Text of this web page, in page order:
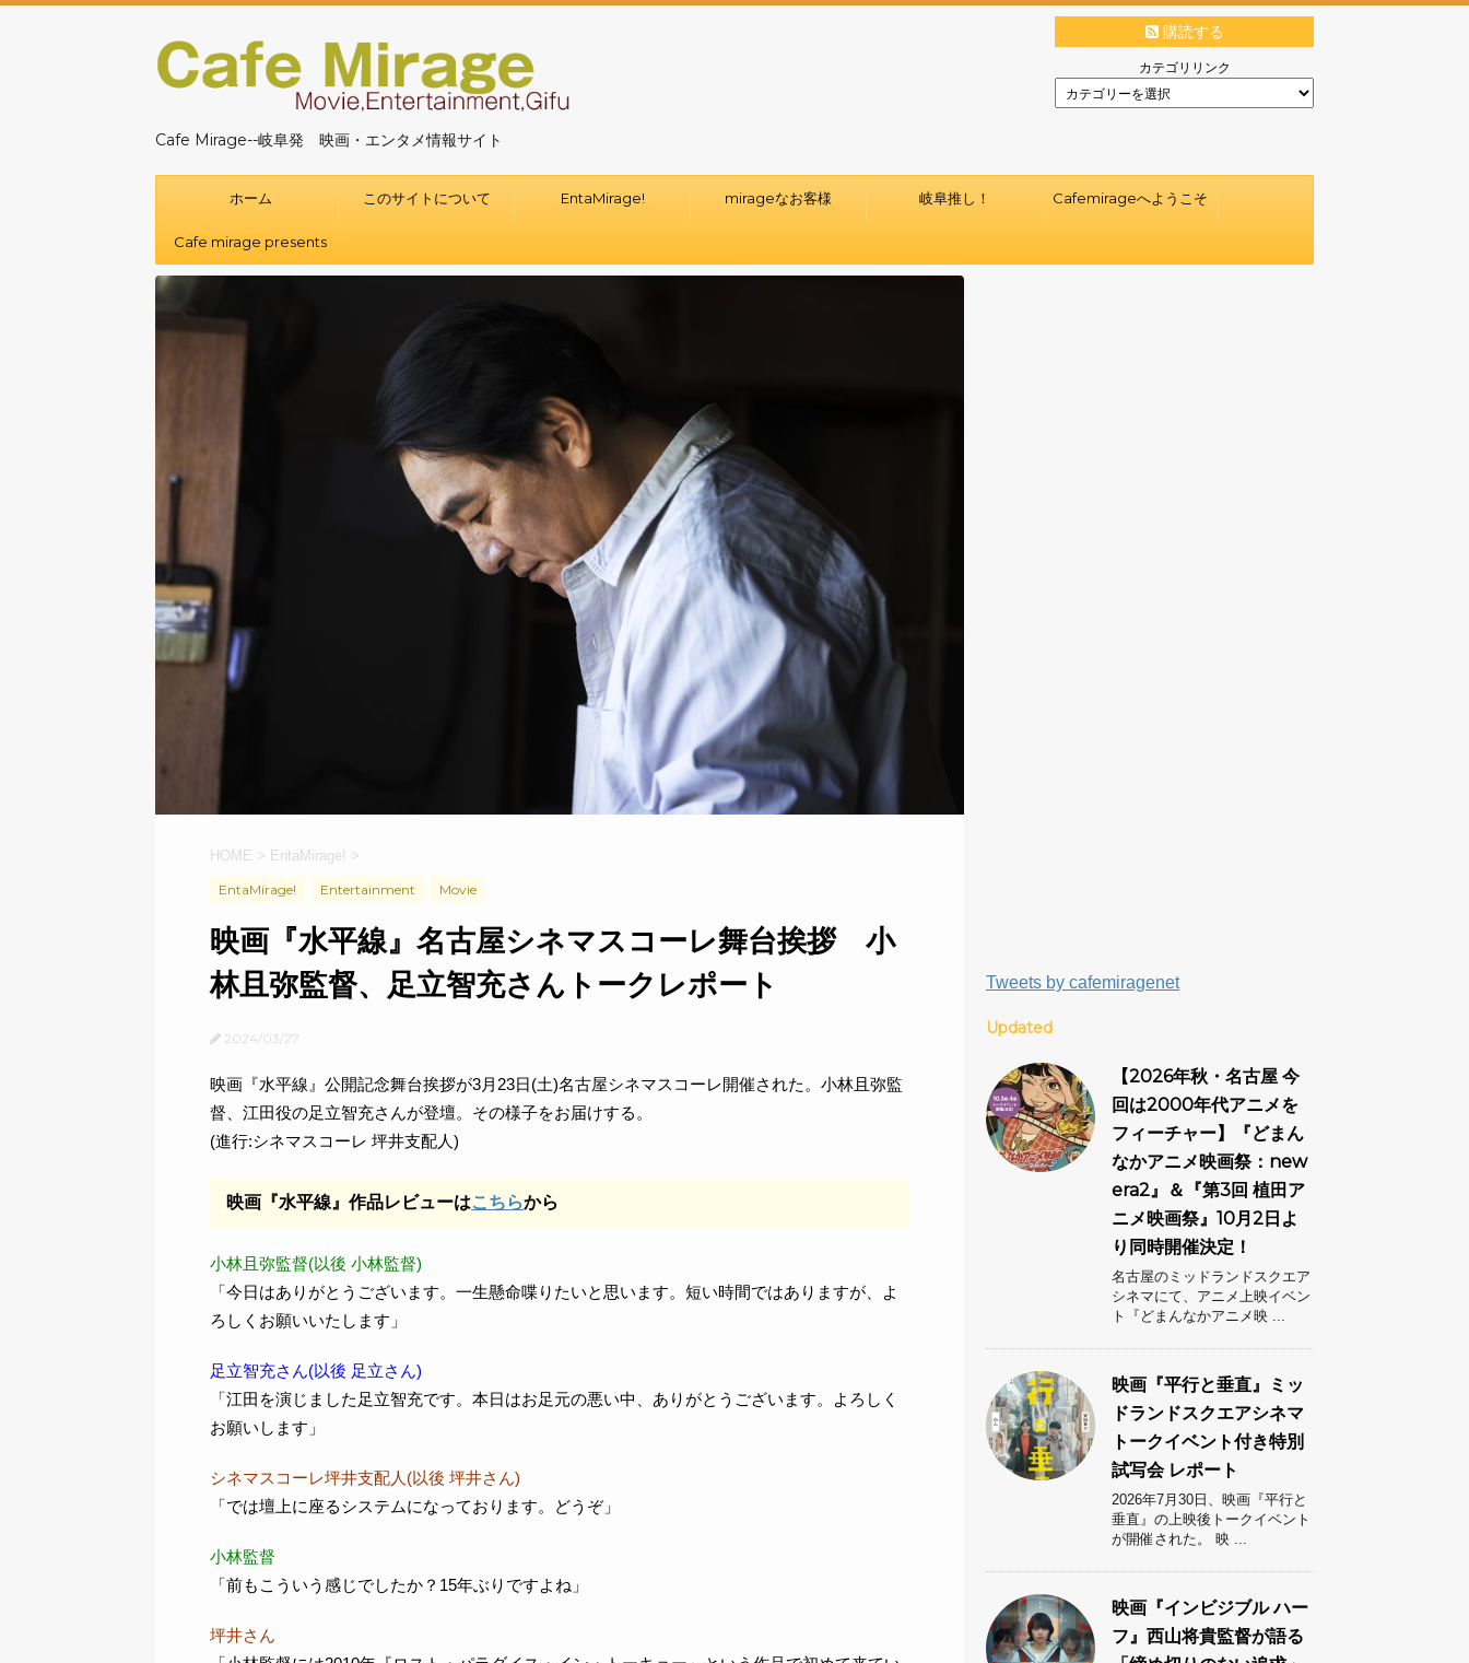
Cafe Mirage--岐阜発 映画・エンタメ情報サイト
購読する
カテゴリリンク
ホーム このサイトについて EntaMirage! mirageなお客様 岐阜推し！ Cafemirageへようこそ
Cafe mirage presents
HOME > EntaMirage! >
EntaMirage! Entertainment Movie
映画『水平線』名古屋シネマスコーレ舞台挨拶 小
林且弥監督、足立智充さんトークレポート
2024/03/27
映画『水平線』公開記念舞台挨拶が3月23日(土)名古屋シネマスコーレ開催された。小林且弥監
督、江田役の足立智充さんが登壇。その様子をお届けする。
(進行:シネマスコーレ 坪井支配人)
映画『水平線』作品レビューはこちらから
小林且弥監督(以後 小林監督)
「今日はありがとうございます。一生懸命喋りたいと思います。短い時間ではありますが、よ
ろしくお願いいたします」
足立智充さん(以後 足立さん)
「江田を演じました足立智充です。本日はお足元の悪い中、ありがとうございます。よろしく
お願いします」
シネマスコーレ坪井支配人(以後 坪井さん)
「では壇上に座るシステムになっております。どうぞ」
小林監督
「前もこういう感じでしたか？15年ぶりですよね」
坪井さん
Tweets by cafemiragenet
Updated
【2026年秋・名古屋 今
回は2000年代アニメを
フィーチャー】『どまん
なかアニメ映画祭：new
era2』＆『第3回 植田ア
ニメ映画祭』10月2日よ
り同時開催決定！
名古屋のミッドランドスクエア
シネマにて、アニメ上映イベン
ト『どまんなかアニメ映 ...
映画『平行と垂直』ミッ
ドランドスクエアシネマ
トークイベント付き特別
試写会 レポート
2026年7月30日、映画『平行と
垂直』の上映後トークイベント
が開催された。 映 ...
映画『インビジブル ハー
フ』西山将貴監督が語る